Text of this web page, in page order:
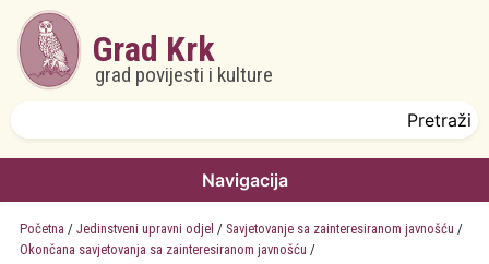
Skoči na glavni sadržaj
Grad Krk
grad povijesti i kulture
Navigacija
Početna / Jedinstveni upravni odjel / Savjetovanje sa zainteresiranom javnošću /
Okončana savjetovanja sa zainteresiranom javnošću /